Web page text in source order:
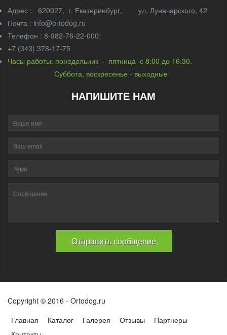
Адрес : 620027, г. Екатеринбург, ул. Луначарского, 42
Почта : info@ortodog.ru
Телефон : 8-982-76-22-000;
+7 (343) 378-17-75
Часы работы: понедельник – пятница с 8:00 до 16:30.
Суббота, воскресенье - выходные
НАПИШИТЕ НАМ
Copyright © 2016 - Ortodog.ru
Главная
Каталог Галерея Отзывы
Партнеры